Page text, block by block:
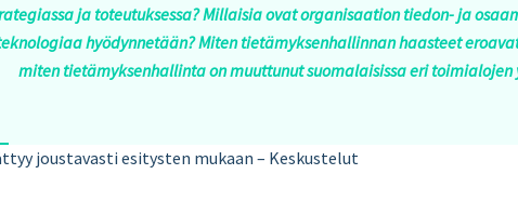
ja toteutuksessa? Millaisia ovat organisaation tiedon- ja
hyödynnetään? Miten tietämyksenhallinnan haasteet
miten tietämyksenhallinta on muuttunut suomalaisissa eri toimialojen
joustavasti esitysten mukaan – Keskustelut